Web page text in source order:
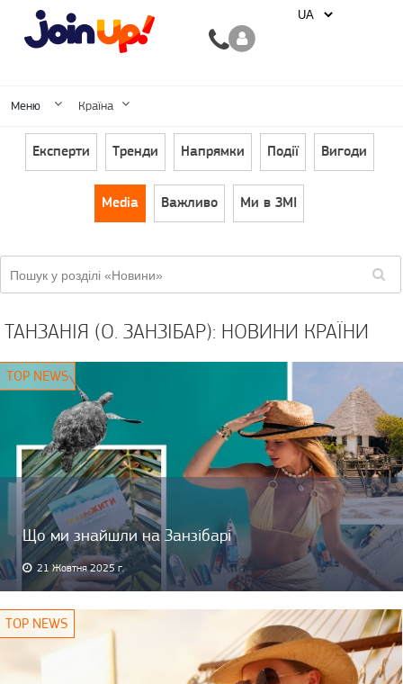
Меню Країна
Експерти Тренди Напрямки Події Вигоди
Media Важливо Ми в ЗМІ
ТАНЗАНІЯ (О. ЗАНЗІБАР): НОВИНИ КРАЇНИ
Що ми знайшли на Занзібарі
21 Жовтня 2025 г.